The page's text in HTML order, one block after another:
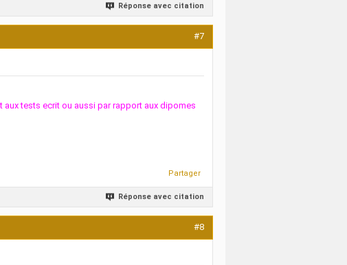
Réponse avec citation
#7
tests ecrit ou aussi par rapport aux dipomes
Partager
Réponse avec citation
#8